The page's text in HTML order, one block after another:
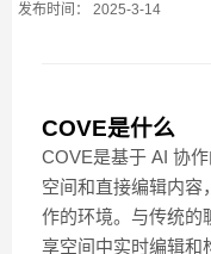
发布时间： 2025-3-14
COVE是什么
COVE是基于 AI 协
空间和直接编辑内容
作的环境。与传统的
享空间中实时编辑和